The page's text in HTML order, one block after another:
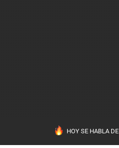
HOY SE HABLA DE